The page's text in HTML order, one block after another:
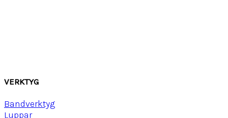
VERKTYG
Bandverktyg
Luppar